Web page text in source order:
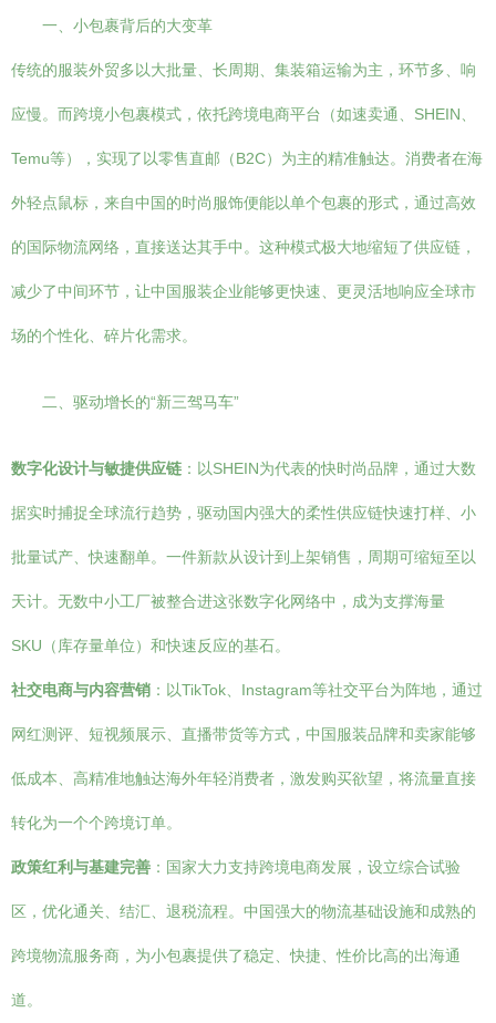
一、小包裹背后的大变革
传统的服装外贸多以大批量、长周期、集装箱运输为主，环节多、响
应慢。而跨境小包裹模式，依托跨境电商平台（如速卖通、SHEIN、
Temu等），实现了以零售直邮（B2C）为主的精准触达。消费者在海
外轻点鼠标，来自中国的时尚服饰便能以单个包裹的形式，通过高效
的国际物流网络，直接送达其手中。这种模式极大地缩短了供应链，
减少了中间环节，让中国服装企业能够更快速、更灵活地响应全球市
场的个性化、碎片化需求。
二、驱动增长的“新三驾马车”
数字化设计与敏捷供应链 ：以SHEIN为代表的快时尚品牌，通过大数
据实时捕捉全球流行趋势，驱动国内强大的柔性供应链快速打样、小
批量试产、快速翻单。一件新款从设计到上架销售，周期可缩短至以
天计。无数中小工厂被整合进这张数字化网络中，成为支撑海量
SKU（库存量单位）和快速反应的基石。
社交电商与内容营销 ：以TikTok、Instagram等社交平台为阵地，通过
网红测评、短视频展示、直播带货等方式，中国服装品牌和卖家能够
低成本、高精准地触达海外年轻消费者，激发购买欲望，将流量直接
转化为一个个跨境订单。
政策红利与基建完善 ：国家大力支持跨境电商发展，设立综合试验
区，优化通关、结汇、退税流程。中国强大的物流基础设施和成熟的
跨境物流服务商，为小包裹提供了稳定、快捷、性价比高的出海通
道。